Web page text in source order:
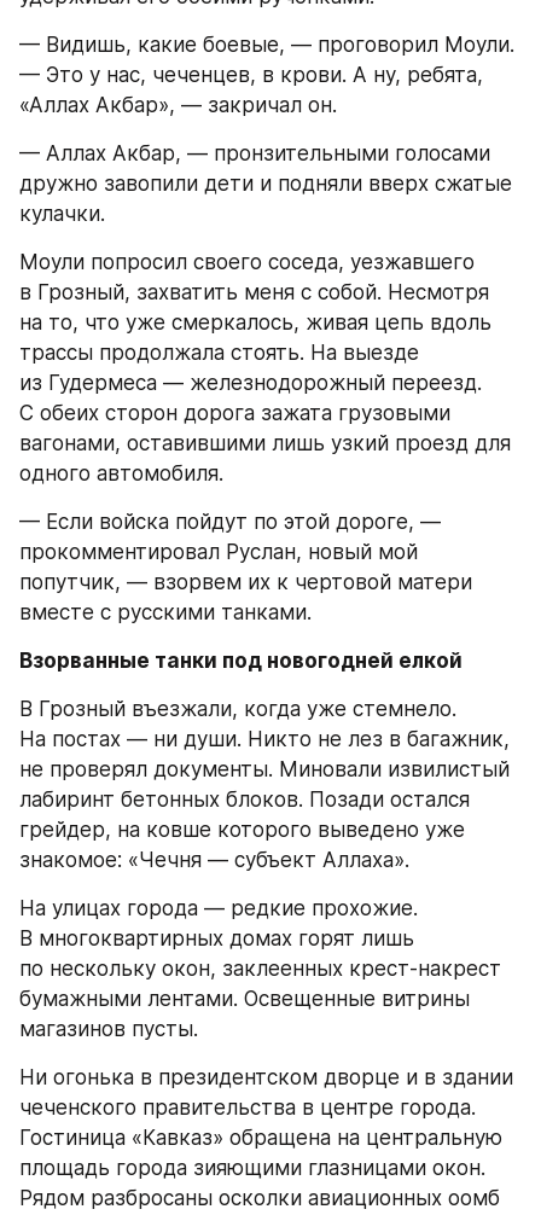
— Видишь, какие боевые, — проговорил Моули.
— Это у нас, чеченцев, в крови. А ну, ребята,
«Аллах Акбар», — закричал он.
— Аллах Акбар, — пронзительными голосами
дружно завопили дети и подняли вверх сжатые
кулачки.
Моули попросил своего соседа, уезжавшего
в Грозный, захватить меня с собой. Несмотря
на то, что уже смеркалось, живая цепь вдоль
трассы продолжала стоять. На выезде
из Гудермеса — железнодорожный переезд.
С обеих сторон дорога зажата грузовыми
вагонами, оставившими лишь узкий проезд для
одного автомобиля.
— Если войска пойдут по этой дороге, —
прокомментировал Руслан, новый мой
попутчик, — взорвем их к чертовой матери
вместе с русскими танками.
Взорванные танки под новогодней елкой
В Грозный въезжали, когда уже стемнело.
На постах — ни души. Никто не лез в багажник,
не проверял документы. Миновали извилистый
лабиринт бетонных блоков. Позади остался
грейдер, на ковше которого выведено уже
знакомое: «Чечня — субъект Аллаха».
На улицах города — редкие прохожие.
В многоквартирных домах горят лишь
по нескольку окон, заклеенных крест-накрест
бумажными лентами. Освещенные витрины
магазинов пусты.
Ни огонька в президентском дворце и в здании
чеченского правительства в центре города.
Гостиница «Кавказ» обращена на центральную
площадь города зияющими глазницами окон.
Рядом разбросаны осколки авиационных оомб